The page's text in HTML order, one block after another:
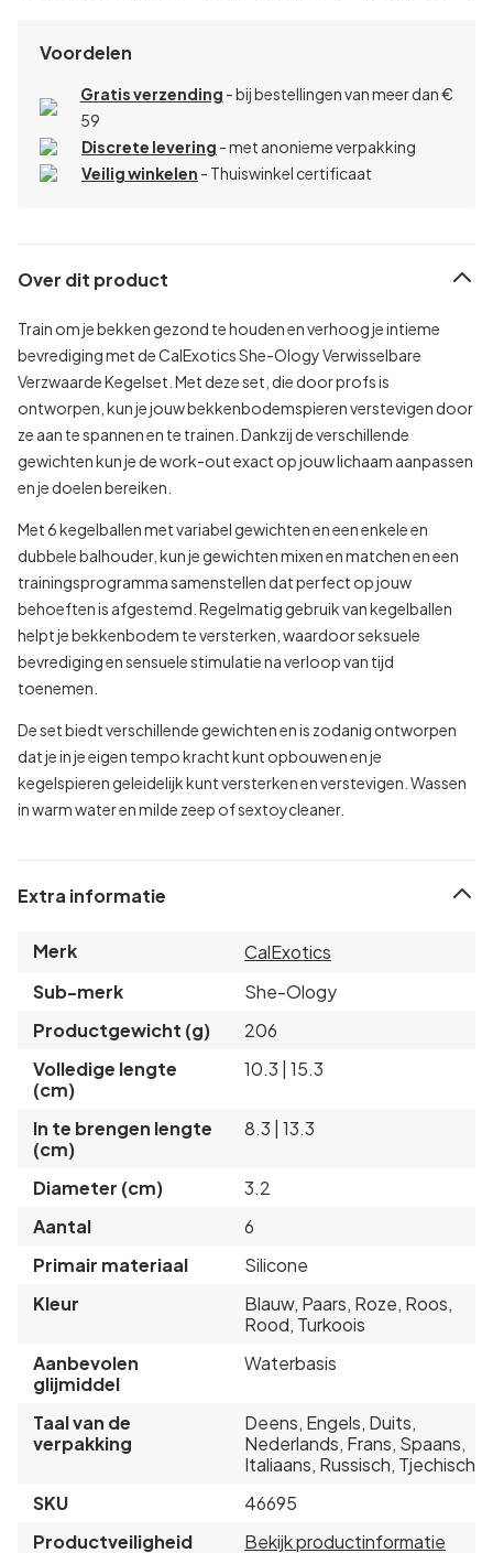
Voordelen
Gratis verzending - bij bestellingen van meer dan €
59
Discrete levering - met anonieme verpakking
Veilig winkelen - Thuiswinkel certificaat
Over dit product
Train om je bekken gezond te houden en verhoog je intieme
bevrediging met de CalExotics She-Ology Verwisselbare
Verzwaarde Kegelset. Met deze set, die door profs is
ontworpen, kun je jouw bekkenbodemspieren verstevigen door
ze aan te spannen en te trainen. Dankzij de verschillende
gewichten kun je de work-out exact op jouw lichaam aanpassen
en je doelen bereiken.
Met 6 kegelballen met variabel gewichten en een enkele en
dubbele balhouder, kun je gewichten mixen en matchen en een
trainingsprogramma samenstellen dat perfect op jouw
behoeften is afgestemd. Regelmatig gebruik van kegelballen
helpt je bekkenbodem te versterken, waardoor seksuele
bevrediging en sensuele stimulatie na verloop van tijd
toenemen.
De set biedt verschillende gewichten en is zodanig ontworpen
dat je in je eigen tempo kracht kunt opbouwen en je
kegelspieren geleidelijk kunt versterken en verstevigen. Wassen
in warm water en milde zeep of sextoycleaner.
Extra informatie
Merk
CalExotics
Sub-merk
She-Ology
Productgewicht (g)
206
Volledige lengte
(cm)
10.3 | 15.3
In te brengen lengte
(cm)
8.3 | 13.3
Diameter (cm)
3.2
Aantal
6
Primair materiaal
Silicone
Kleur
Blauw, Paars, Roze, Roos,
Rood, Turkoois
Aanbevolen
glijmiddel
Waterbasis
Taal van de
verpakking
Deens, Engels, Duits,
Nederlands, Frans, Spaans,
Italiaans, Russisch, Tjechisch
SKU
46695
Productveiligheid
Bekijk productinformatie